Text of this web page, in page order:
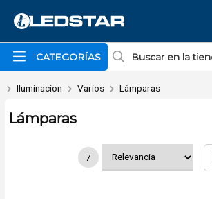
CATEGORÍAS
MI COMPRA
Iluminacion Varios Lámparas
Lámparas
7